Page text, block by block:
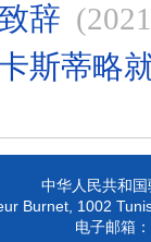
辞
斯蒂略
中华人民共和
Burnet, 1002
电子邮箱：